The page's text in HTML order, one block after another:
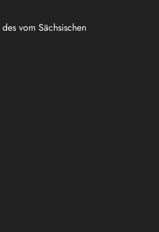
vom Sächsischen